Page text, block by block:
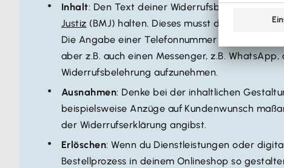
Inhalt: Den Text deiner Widerrufsbelehrung
Justiz (BMJ) halten. Dieses musst du „nur“
Die Angabe einer Telefonnummer ist
aber z.B. auch einen Messenger, z.B.
Widerrufsbelehrung aufzunehmen.
Ausnahmen: Denke bei der inhaltlichen
beispielsweise Anzüge auf Kundenwunsch
der Widerrufserklärung angibst.
Erlöschen: Wenn du Dienstleistungen oder
Bestellprozess in deinem Onlineshop so